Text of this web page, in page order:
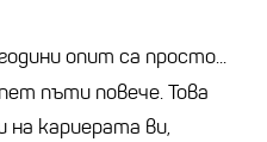
опит са просто...
пъти повече. Това
на кариерата ви,